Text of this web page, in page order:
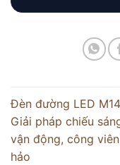
Đèn đường LED
Giải pháp chiếu
vận động, công
hảo